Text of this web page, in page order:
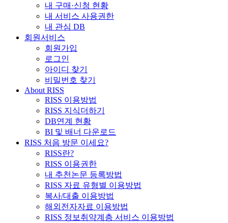
내 구매·신청 현황
내 서비스 사용권한
내 관심 DB
회원서비스
회원가입
로그인
아이디 찾기
비밀번호 찾기
About RISS
RISS 이용방법
RISS 지식더하기
DB연계 현황
BI 및 배너 다운로드
RISS 처음 방문 이세요?
RISS란?
RISS 이용권한
내 추천논문 등록방법
RISS 자료 유형별 이용방법
복사/대출 이용방법
해외전자자료 이용방법
RISS 정보취약계층 서비스 이용방법